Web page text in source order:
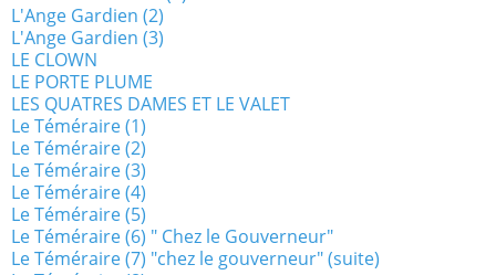
L'Ange Gardien (2)
L'Ange Gardien (3)
LE CLOWN
LE PORTE PLUME
LES QUATRES DAMES ET LE VALET
Le Téméraire (1)
Le Téméraire (2)
Le Téméraire (3)
Le Téméraire (4)
Le Téméraire (5)
Le Téméraire (6) " Chez le Gouverneur"
Le Téméraire (7) "chez le gouverneur" (suite)